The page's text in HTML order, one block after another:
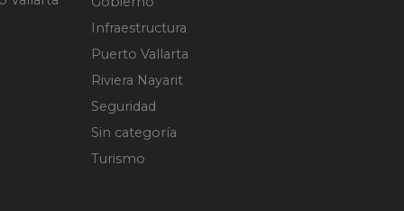
Infraestructura
Puerto Vallarta
Riviera Nayarit
Seguridad
Sin categoría
Turismo